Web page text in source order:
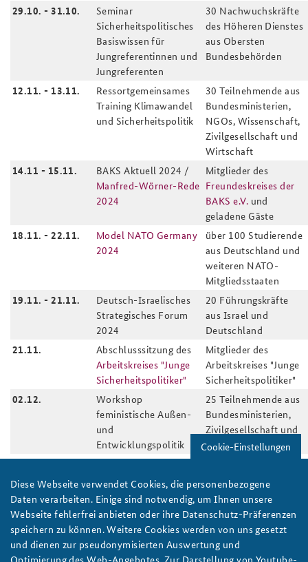
29.10. - 31.10.
Seminar
Sicherheitspolitisches
Basiswissen für
Jungreferentinnen und
Jungreferenten
30 Nachwuchskräfte
des Höheren Dienstes
aus Obersten
Bundesbehörden
12.11. - 13.11.
Ressortgemeinsames
Training Klimawandel
und Sicherheitspolitik
30 Teilnehmende aus
Bundesministerien,
NGOs, Wissenschaft,
Zivilgesellschaft und
Wirtschaft
14.11 - 15.11.
BAKS Aktuell 2024 /
Manfred-Wörner-Rede
2024
Mitglieder des
Freundeskreises der
BAKS e.V. und
geladene Gäste
18.11. - 22.11.
Model NATO Germany
2024
über 100 Studierende
aus Deutschland und
weiteren NATO-
Mitgliedsstaaten
19.11. - 21.11.
Deutsch-Israelisches
Strategisches Forum
2024
20 Führungskräfte
aus Israel und
Deutschland
21.11.
Abschlusssitzung des
Arbeitskreises "Junge
Sicherheitspolitiker"
Mitglieder des
Arbeitskreises "Junge
Sicherheitspolitiker"
02.12.
Workshop
feministische Außen-
und
Entwicklungspolitik
25 Teilnehmende aus
Bundesministerien,
Zivilgesellschaft und
NGOs
Gespräch mit dem
CDU/CSU-
Fraktionsvorsitzenden
Friedrich Merz
Einladung der BAKS,
Livestream und Video
online verfügbar
10.12. - 12.12.
Ressortgemeinsames
Trainig zum
Cookie-Einstellungen
Diese Webseite verwendet Cookies, die personenbezogene
Daten verarbeiten. Einige sind notwendig, um Ihnen unsere
Webseite fehlerfrei anbieten oder ihre Datenschutz-Präferenzen
speichern zu können. Weitere Cookies werden von uns gesetzt
und dienen zur pseudonymisierten Auswertung und
Optimierung des Web-Angebotes. Zur Darstellung von Youtube-